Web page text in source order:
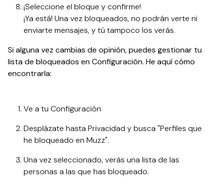
¡Seleccione el bloque y confirme!
¡Ya está! Una vez bloqueados, no podrán verte ni
enviarte mensajes, y tú tampoco los verás.
Si alguna vez cambias de opinión, puedes gestionar tu
lista de bloqueados en Configuración. He aquí cómo
encontrarla:
Ve a tu Configuración
Desplázate hasta Privacidad y busca "Perfiles que
he bloqueado en Muzz".
Una vez seleccionado, verás una lista de las
personas a las que has bloqueado.